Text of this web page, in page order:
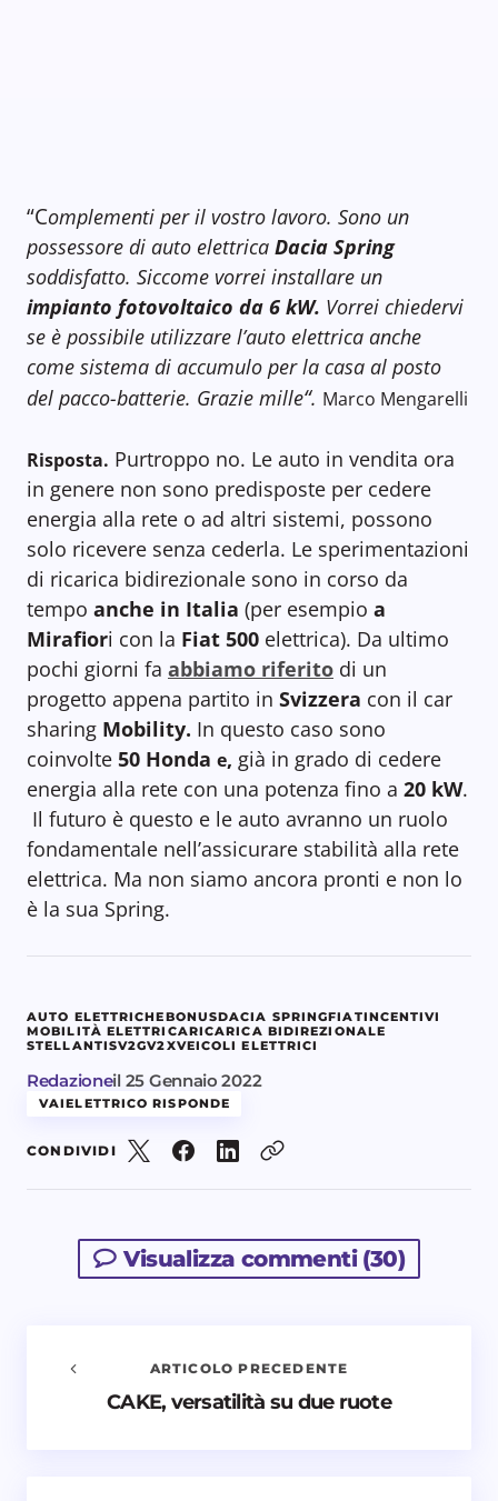
“Complementi per il vostro lavoro. Sono un
possessore di auto elettrica Dacia Spring
soddisfatto. Siccome vorrei installare un
impianto fotovoltaico da 6 kW. Vorrei chiedervi
se è possibile utilizzare l’auto elettrica anche
come sistema di accumulo per la casa al posto
del pacco-batterie. Grazie mille“. Marco Mengarelli
Risposta. Purtroppo no. Le auto in vendita ora
in genere non sono predisposte per cedere
energia alla rete o ad altri sistemi, possono
solo ricevere senza cederla. Le sperimentazioni
di ricarica bidirezionale sono in corso da
tempo anche in Italia (per esempio a
Mirafiori con la Fiat 500 elettrica). Da ultimo
pochi giorni fa abbiamo riferito di un
progetto appena partito in Svizzera con il car
sharing Mobility. In questo caso sono
coinvolte 50 Honda e, già in grado di cedere
energia alla rete con una potenza fino a 20 kW.
Il futuro è questo e le auto avranno un ruolo
fondamentale nell’assicurare stabilità alla rete
elettrica. Ma non siamo ancora pronti e non lo
è la sua Spring.
AUTO ELETTRICHEBONUSDACIA SPRINGFIATINCENTIVI
MOBILITÀ ELETTRICARICARICA BIDIREZIONALE
STELLANTISV2GV2XVEICOLI ELETTRICI
Redazioneil 25 Gennaio 2022
VAIELETTRICO RISPONDE
CONDIVIDI
Visualizza commenti (30)
Avvisami quando vengono aggiunti nuovi
ARTICOLO PRECEDENTE
CAKE, versatilità su due ruote